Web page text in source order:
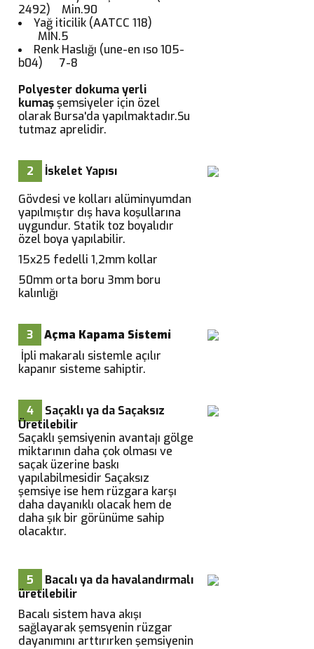
2492) Min.90
Yağ iticilik (AATCC 118)
MİN.5
Renk Haslığı (une-en ıso 105-
b04) 7-8
Polyester dokuma yerli
kumaşşemsiyeler için özel
olarak Bursa'da yapılmaktadır.Su
tutmaz aprelidir.
2
İskelet Yapısı
Gövdesi ve kolları alüminyumdan
yapılmıştır dış hava koşullarına
uygundur. Statik toz boyalıdır
özel boya yapılabilir.
15x25 fedelli 1,2mm kollar
50mm orta boru 3mm boru
kalınlığı
3
Açma Kapama Sistemi
İpli makaralı sistemle açılır
kapanır sisteme sahiptir.
4
Saçaklı ya da Saçaksız
Üretilebilir
Saçaklı şemsiyenin avantajı gölge
miktarının daha çok olması ve
saçak üzerine baskı
yapılabilmesidir Saçaksız
şemsiye ise hem rüzgara karşı
daha dayanıklı olacak hem de
daha şık bir görünüme sahip
olacaktır.
5
Bacalı ya da havalandırmalı
üretilebilir
Bacalı sistem hava akışı
sağlayarak şemsyenin rüzgar
dayanımını arttırırken şemsiyenin